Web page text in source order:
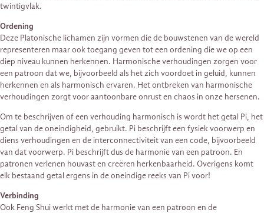
twintigvlak.
Ordening
Deze Platonische lichamen zijn vormen die de bouwstenen van de wereld
representeren maar ook toegang geven tot een ordening die we op een
diep niveau kunnen herkennen. Harmonische verhoudingen zorgen voor
een patroon dat we, bijvoorbeeld als het zich voordoet in geluid, kunnen
herkennen en als harmonisch ervaren. Het ontbreken van harmonische
verhoudingen zorgt voor aantoonbare onrust en chaos in onze hersenen.
Om te beschrijven of een verhouding harmonisch is wordt het getal Pi, het
getal van de oneindigheid, gebruikt. Pi beschrijft een fysiek voorwerp en
diens verhoudingen en de interconnectiviteit van een code, bijvoorbeeld
van dat voorwerp. Pi beschrijft dus de harmonie van een patroon. En
patronen verlenen houvast en creëren herkenbaarheid. Overigens komt
elk bestaand getal ergens in de oneindige reeks van Pi voor!
Verbinding
Ook Feng Shui werkt met de harmonie van een patroon en de